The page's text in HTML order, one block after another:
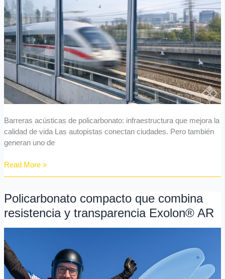
Barreras acústicas de policarbonato: infraestructura que mejora la
calidad de vida Las autopistas conectan ciudades. Pero también
generan uno de
calidad
de
vida
Read More »
Policarbonato compacto que combina
resistencia y transparencia Exolon® AR
Policarbonato
compacto
que
combina
resistencia
y
transparencia
Exolon®